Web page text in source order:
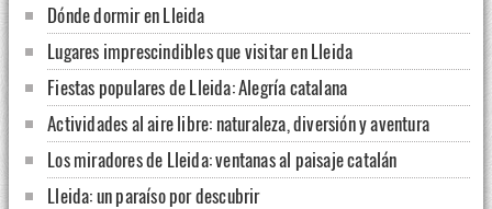
Dónde dormir en Lleida
Lugares imprescindibles que visitar en Lleida
Fiestas populares de Lleida: Alegría catalana
Actividades al aire libre: naturaleza, diversión y aventura
Los miradores de Lleida: ventanas al paisaje catalán
Lleida: un paraíso por descubrir